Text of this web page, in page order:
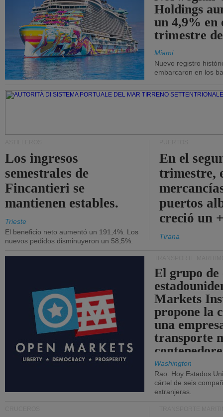
Holdings
un 4,9% en
trimestre
Miami
Nuevo registro
embarcaron en los
Los ingresos
semestrales de
Fincantieri se
mantienen estables.
Trieste
El beneficio neto aumentó un 191,4%. Los
nuevos pedidos disminuyeron un 58,5%.
En el
trimestre,
puertos
creció un
Tirana
El grupo de
Markets
propone la
una
transporte
Washington
Rao: Hoy Estados
cártel de seis
extranjeras.